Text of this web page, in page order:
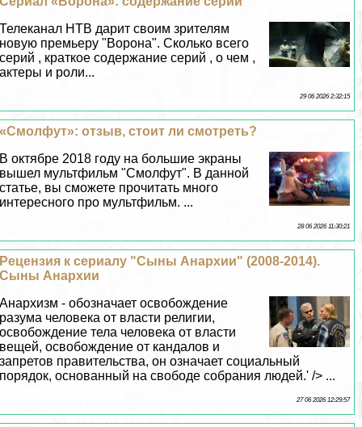
Телеканал НТВ дарит своим зрителям
новую премьеру "Ворона". Сколько всего
серий , краткое содержание серий , о чем ,
актеры и роли...
29 06 2026 2:32:15
«Смолфут»: отзыв, стоит ли смотреть?
В октябре 2018 году на большие экраны
вышел мультфильм "Смолфут". В данной
статье, вы сможете прочитать много
интересного про мультфильм. ...
28 06 2026 11:30:21
Рецензия к сериалу "Сыны Анархии" (2008-2014).
Сыны Анархии
Анархизм - обозначает освобождение
разума человека от власти религии,
освобождение тела человека от власти
вещей, освобождение от кандалов и
запретов правительства, он означает социальный
порядок, основанный на свободе собрания людей.' /> ...
27 06 2026 12:29:57